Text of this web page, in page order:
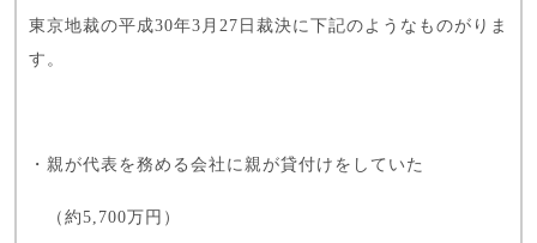
東京地裁の平成30年3月27日裁決に下記のようなものがりま
す。
・親が代表を務める会社に親が貸付けをしていた
（約5,700万円）